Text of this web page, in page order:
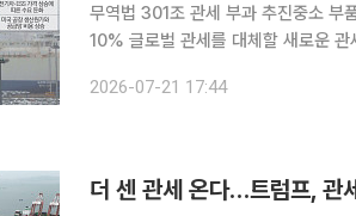
무역법 301조 관세 부과 추진중소 부품사 공급망 타격 우려
10% 글로벌 관세를 대체할 새로운
2026-07-21 17:44
더 센 관세 온다…트럼프,